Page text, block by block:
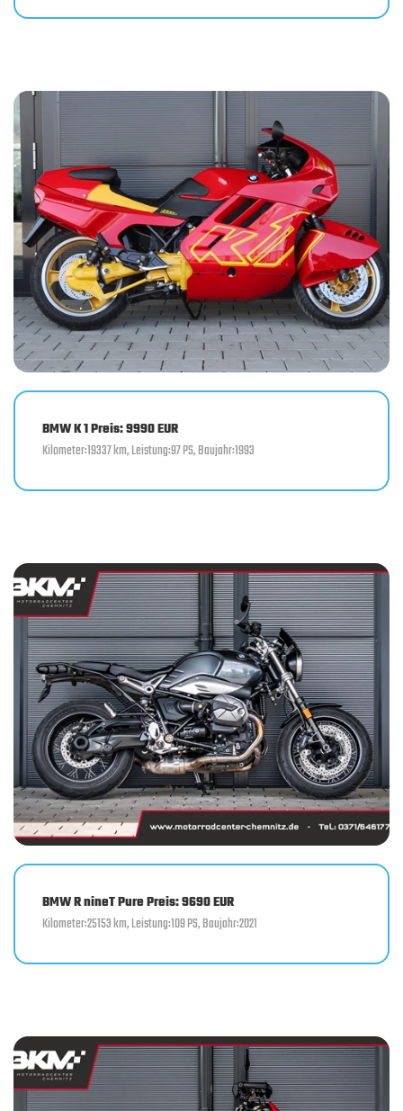
BMW K 1 Preis: 9990 EUR
Kilometer:19337 km, Leistung:97 PS, Baujahr:1993
BMW R nineT Pure Preis: 9690 EUR
Kilometer:25153 km, Leistung:109 PS, Baujahr:2021